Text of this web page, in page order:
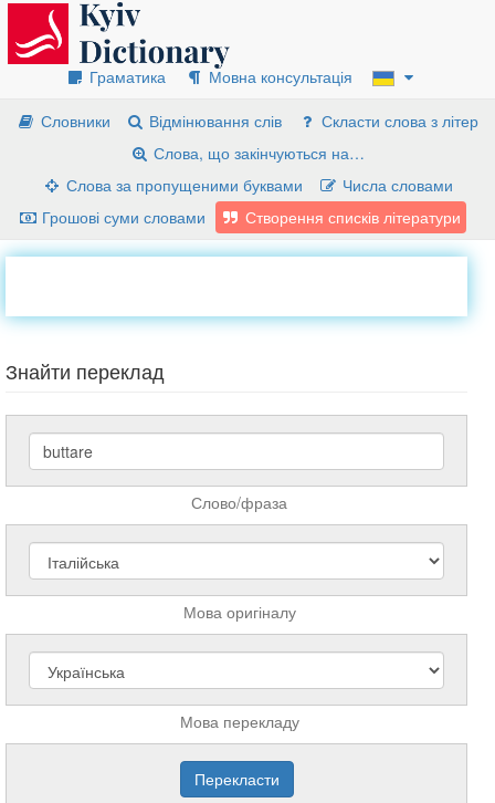
Граматика
Мовна консультація
Словники
Відмінювання слів
Скласти слова з літер
Слова, що закінчуються на…
Слова за пропущеними буквами
Числа словами
Грошові суми словами
Створення списків літератури
Знайти переклад
Слово/фраза
Мова оригіналу
Мова перекладу